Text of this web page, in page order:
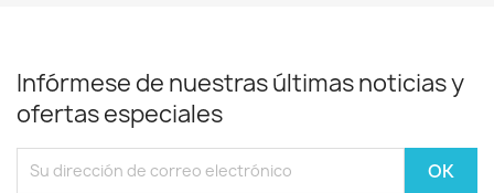
Infórmese de nuestras últimas noticias y
ofertas especiales